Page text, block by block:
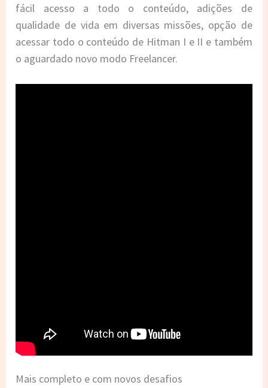
fácil acesso a todo o conteúdo, adições de
qualidade de vida em diversas missões, opção de
acessar todo o conteúdo de Hitman I e II e também
o aguardado novo modo Freelancer.
Mais completo e com novos desafios